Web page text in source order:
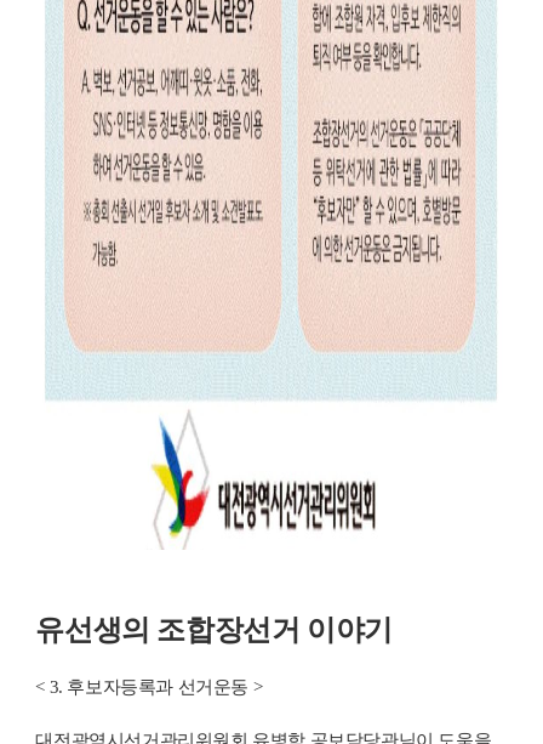
유선생의 조합장선거 이야기
< 3. 후보자등록과 선거운동 >